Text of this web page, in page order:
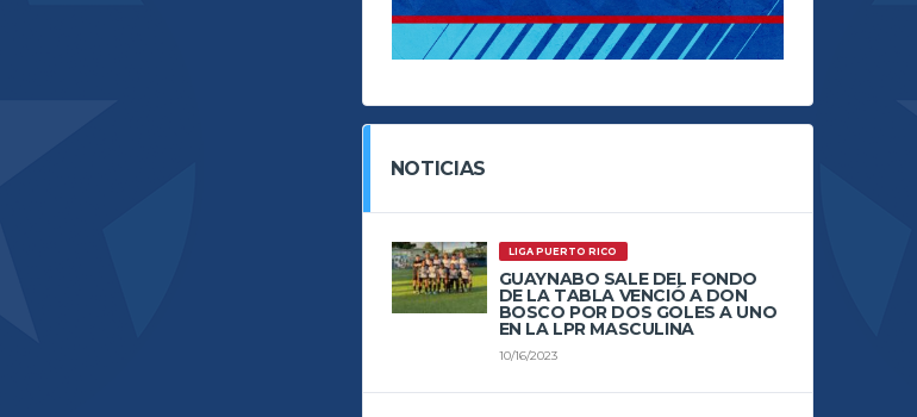
NOTICIAS
LIGA PUERTO RICO
GUAYNABO SALE DEL FONDO
DE LA TABLA VENCIÓ A DON
BOSCO POR DOS GOLES A UNO
EN LA LPR MASCULINA
10/16/2023